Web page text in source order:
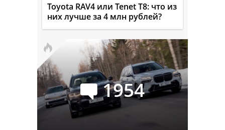
Toyota RAV4 или Tenet T8: что из
них лучше за 4 млн рублей?
1954